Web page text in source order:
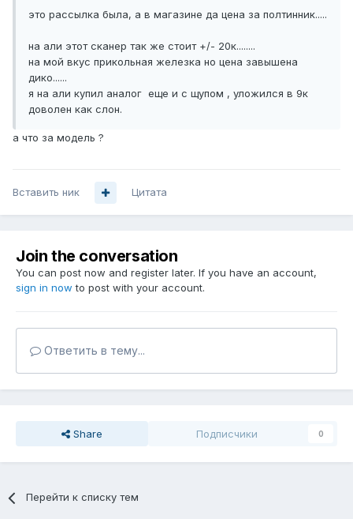
это рассылка была, а в магазине да цена за полтинник.....
на али этот сканер так же стоит +/- 20к........
на мой вкус прикольная железка но цена завышена
дико......
я на али купил аналог еще и с щупом , уложился в 9к
доволен как слон.
а что за модель ?
Вставить ник Цитата
Join the conversation
You can post now and register later. If you have an account,
sign in now to post with your account.
Ответить в тему...
Share Подписчики 0
Перейти к списку тем